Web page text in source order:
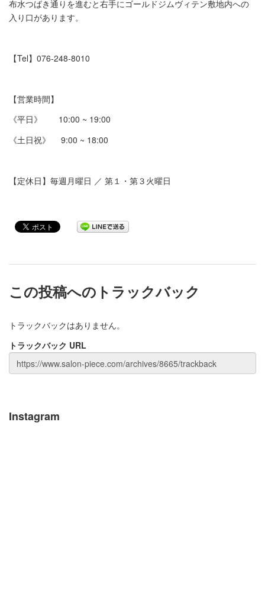
布水つばき通りを進むと右手にゴールドジムヴィテン敷地内への
入り口があります。
【Tel】076-248-8010
【営業時間】
《平日》 10:00 ~ 19:00
《土日祝》 9:00 ~ 18:00
【定休日】毎週月曜日 ／ 第１・第３火曜日
この投稿へのトラックバック
トラックバックはありません。
トラックバック URL
Instagram